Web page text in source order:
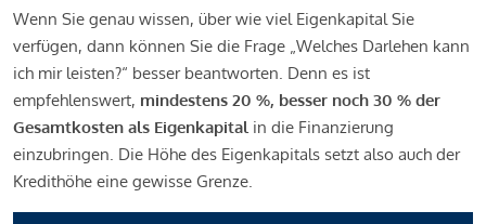
Wenn Sie genau wissen, über wie viel Eigenkapital Sie
verfügen, dann können Sie die Frage „Welches Darlehen kann
ich mir leisten?“ besser beantworten. Denn es ist
empfehlenswert, mindestens 20 %, besser noch 30 % der
Gesamtkosten als Eigenkapital in die Finanzierung
einzubringen. Die Höhe des Eigenkapitals setzt also auch der
Kredithöhe eine gewisse Grenze.